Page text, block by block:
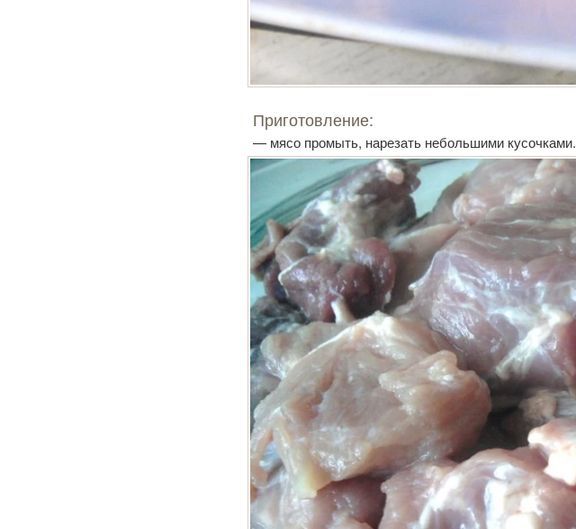
Приготовление:
— мясо промыть, нарезать небольшими кусочками.